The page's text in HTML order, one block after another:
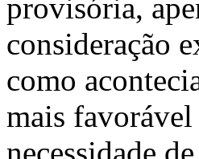
provisória,
consideração
como
mais
necessidade